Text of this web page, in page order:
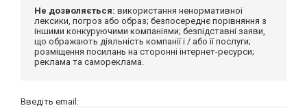
Не дозволяється: використання ненормативної
лексики, погроз або образ; безпосереднє порівняння з
іншими конкуруючими компаніями; безпідставні заяви,
що ображають діяльність компанії і / або її послуги;
розміщення посилань на сторонні інтернет-ресурси;
реклама та самореклама.
Введіть email: